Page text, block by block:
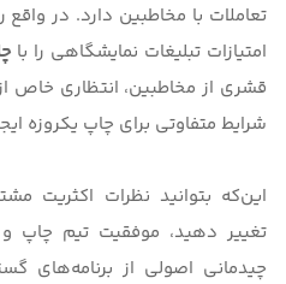
تعاملات با مخاطبین دارد. در
امتیازات تبلیغات نمایشگاهی را با
قشری از مخاطبین، انتظاری خاص
شرایط متفاوتی برای چاپ یکروزه
این‌که بتوانید نظرات اکثریت
تغییر دهید، موفقیت تیم چاپ و
چیدمانی اصولی از برنامه‌های